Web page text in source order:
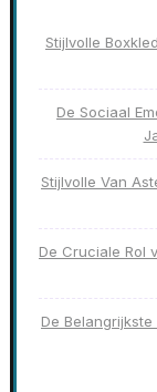
Stijlvolle
De Sociaal
Stijlvolle Van
De Cruciale Rol
De